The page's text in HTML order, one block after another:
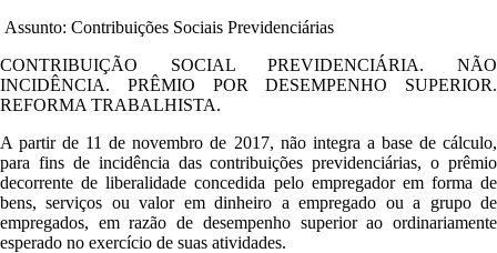
Assunto: Contribuições Sociais Previdenciárias
CONTRIBUIÇÃO SOCIAL PREVIDENCIÁRIA. NÃO
INCIDÊNCIA. PRÊMIO POR DESEMPENHO SUPERIOR.
REFORMA TRABALHISTA.
A partir de 11 de novembro de 2017, não integra a base de cálculo,
para fins de incidência das contribuições previdenciárias, o prêmio
decorrente de liberalidade concedida pelo empregador em forma de
bens, serviços ou valor em dinheiro a empregado ou a grupo de
empregados, em razão de desempenho superior ao ordinariamente
esperado no exercício de suas atividades.